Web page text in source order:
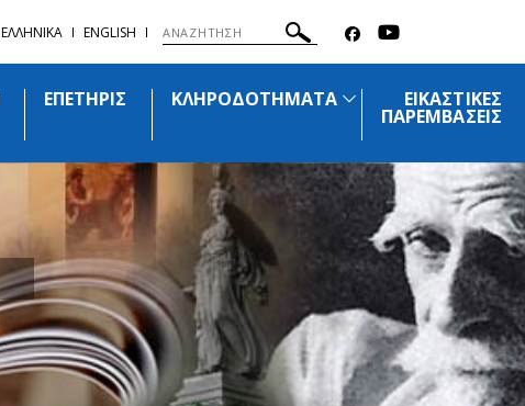
ΕΛΛΗΝΙΚΑ ENGLISH
ΕΠΕΤΗΡΙΣ ΚΛΗΡΟΔΟΤΗΜΑΤΑ ΕΙΚΑΣΤΙΚΕΣ
ΠΑΡΕΜΒΑΣΕΙΣ